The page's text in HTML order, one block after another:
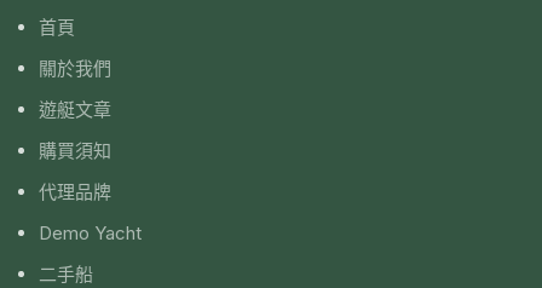
首頁
關於我們
遊艇文章
購買須知
代理品牌
Demo Yacht
二手船